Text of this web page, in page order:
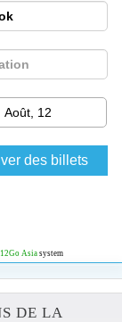
Août, 12
des billets
12Go Asiasystem
DE LA